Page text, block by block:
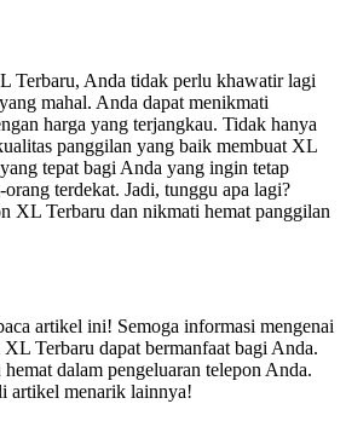
Terbaru, Anda tidak perlu khawatir lagi
mahal. Anda dapat menikmati
harga yang terjangkau. Tidak hanya
panggilan yang baik membuat XL
tepat bagi Anda yang ingin tetap
terdekat. Jadi, tunggu apa lagi?
XL Terbaru dan nikmati hemat panggilan
artikel ini! Semoga informasi mengenai
Terbaru dapat bermanfaat bagi Anda.
dalam pengeluaran telepon Anda.
artikel menarik lainnya!